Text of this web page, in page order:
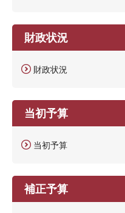
財政状況
財政状況
当初予算
当初予算
補正予算